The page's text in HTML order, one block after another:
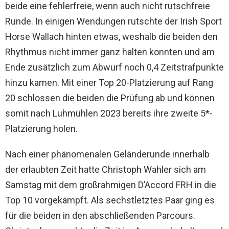
beide eine fehlerfreie, wenn auch nicht rutschfreie
Runde. In einigen Wendungen rutschte der Irish Sport
Horse Wallach hinten etwas, weshalb die beiden den
Rhythmus nicht immer ganz halten konnten und am
Ende zusätzlich zum Abwurf noch 0,4 Zeitstrafpunkte
hinzu kamen. Mit einer Top 20-Platzierung auf Rang
20 schlossen die beiden die Prüfung ab und können
somit nach Luhmühlen 2023 bereits ihre zweite 5*-
Platzierung holen.
Nach einer phänomenalen Geländerunde innerhalb
der erlaubten Zeit hatte Christoph Wahler sich am
Samstag mit dem großrahmigen D’Accord FRH in die
Top 10 vorgekämpft. Als sechstletztes Paar ging es
für die beiden in den abschließenden Parcours.